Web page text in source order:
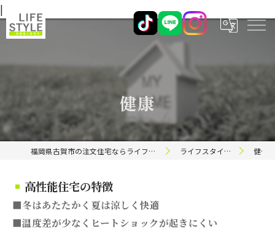
|
健康
福岡県古賀市の注文住宅ならライフスタイル 一級建築士事務所 ライフスタイルのこだわり 健康
高性能住宅の特徴
■冬はあたたかく夏は涼しく快適
■温度差が少なくヒートショックが起きにくい